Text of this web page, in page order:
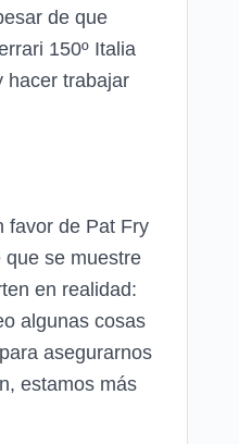
de que
150º Italia
hacer trabajar
favor de Pat Fry
que se muestre
en realidad:
algunas cosas
asegurarnos
estamos más